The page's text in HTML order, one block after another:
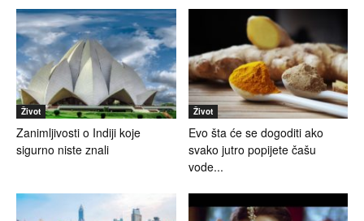
Život
Zanimljivosti o Indiji koje
sigurno niste znali
Život
Evo šta će se dogoditi ako
svako jutro popijete čašu
vode...